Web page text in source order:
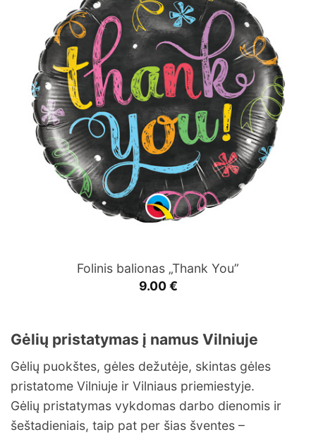
Folinis balionas „Thank You”
9.00€
Gėlių pristatymas į namus Vilniuje
Gėlių puokštes, gėles dežutėje, skintas gėles
pristatome Vilniuje ir Vilniaus priemiestyje.
Gėlių pristatymas vykdomas darbo dienomis ir
šeštadieniais, taip pat per šias šventes –